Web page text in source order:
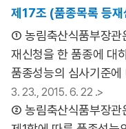
제17조 (품종목록 등
① 농림축산식품부장관
재신청을 한 품종에 대
품종성능의 심사기준
3. 23., 2015. 6. 22 .>
② 농림축산식품부장관